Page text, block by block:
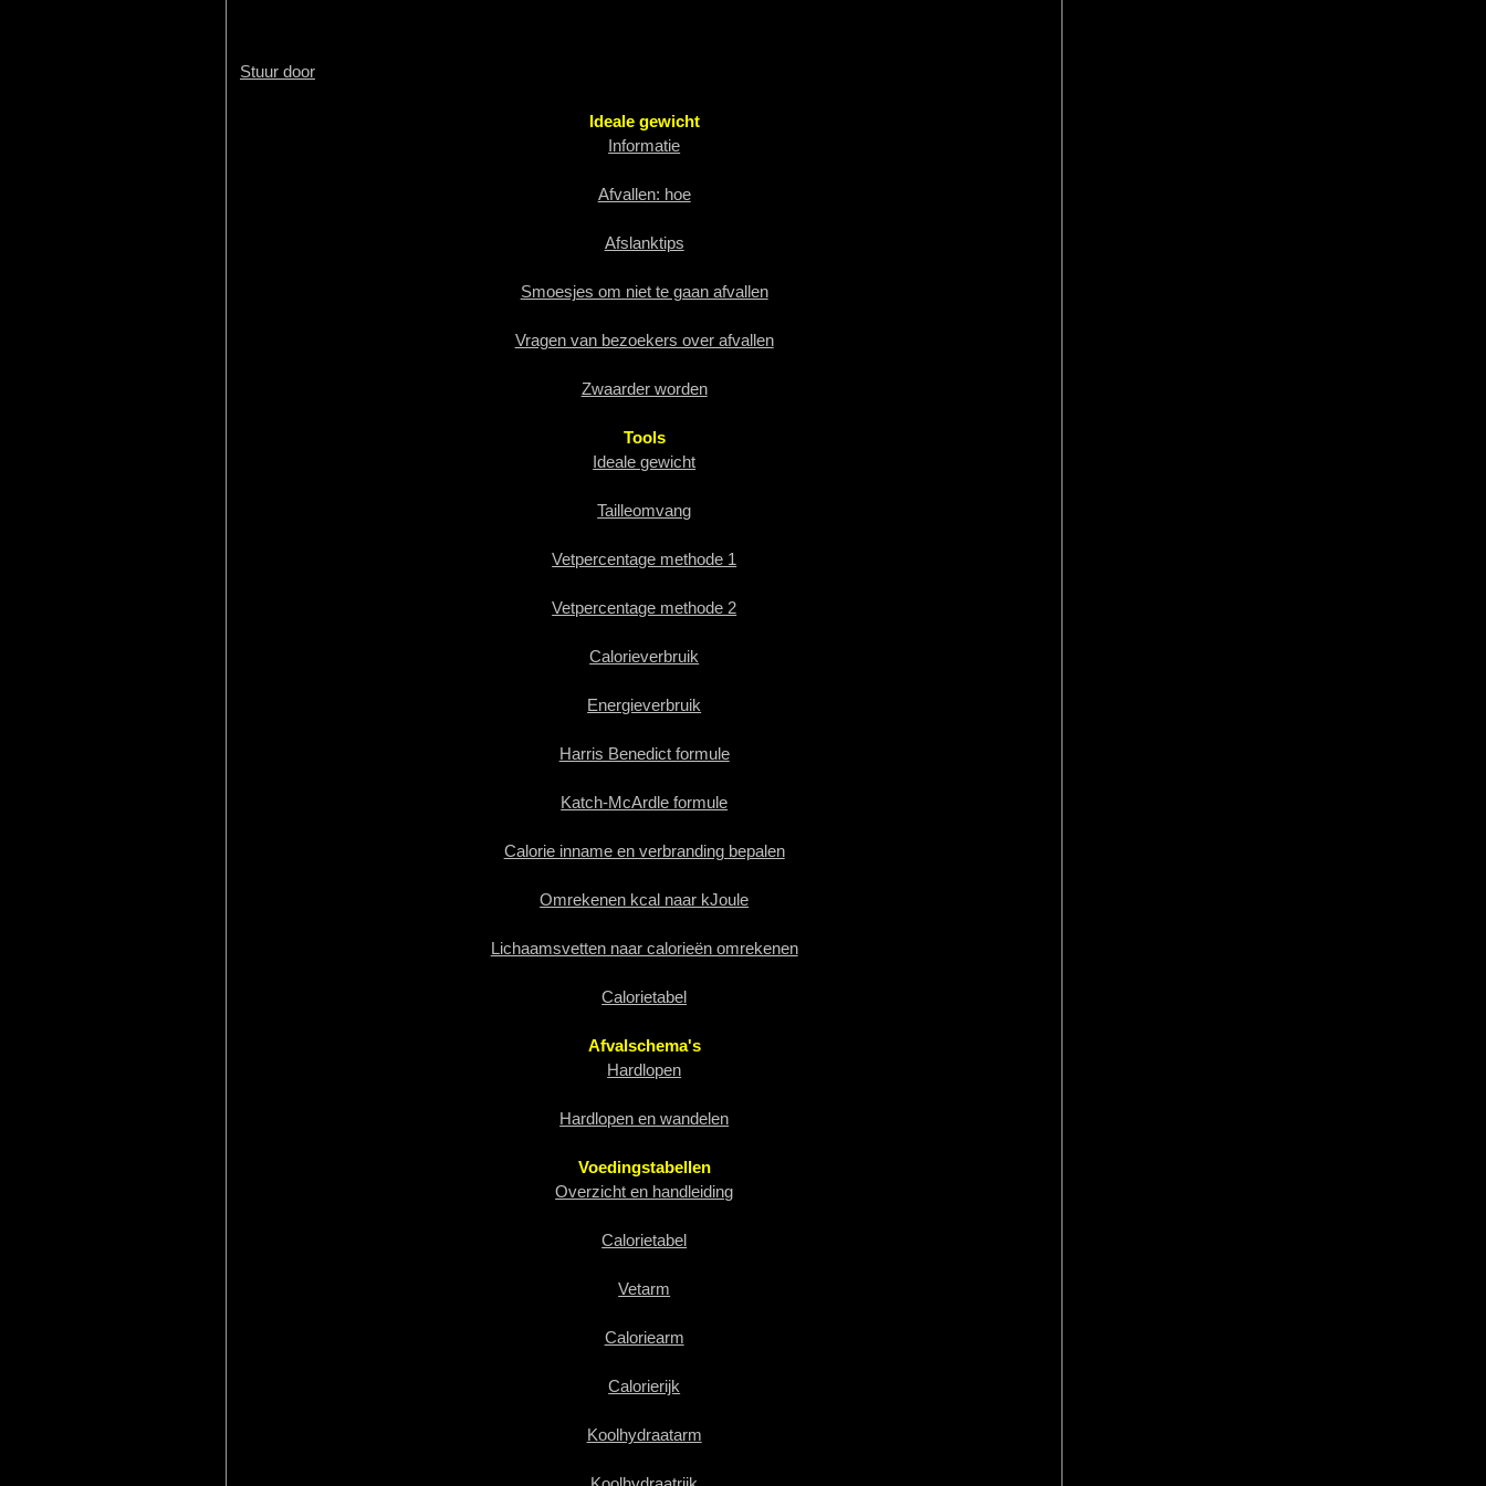
Stuur door
Ideale gewicht
Informatie
Afvallen: hoe
Afslanktips
Smoesjes om niet te gaan afvallen
Vragen van bezoekers over afvallen
Zwaarder worden
Tools
Ideale gewicht
Tailleomvang
Vetpercentage methode 1
Vetpercentage methode 2
Calorieverbruik
Energieverbruik
Harris Benedict formule
Katch-McArdle formule
Calorie inname en verbranding bepalen
Omrekenen kcal naar kJoule
Lichaamsvetten naar calorieën omrekenen
Calorietabel
Afvalschema's
Hardlopen
Hardlopen en wandelen
Voedingstabellen
Overzicht en handleiding
Calorietabel
Vetarm
Caloriearm
Calorierijk
Koolhydraatarm